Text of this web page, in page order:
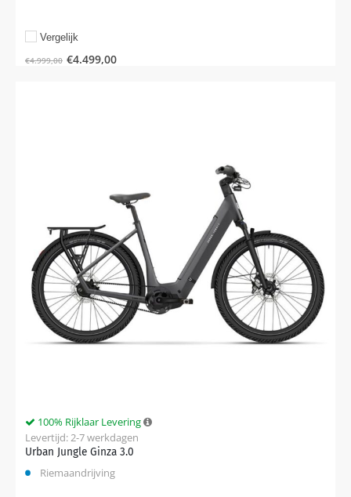
€4.999,00 €4.499,00
Vergelijk
Urban Jungle Ginza 3.0
100% Rijklaar Levering
Levertijd: 2-7 werkdagen
Riemaandrijving